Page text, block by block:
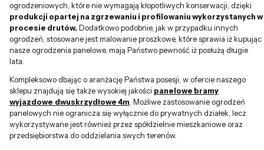
ogrodzeniowych, które nie wymagają kłopotliwych konserwacji, dzięki
produkcji opartej na zgrzewaniu i profilowaniu wykorzystanych w
procesie drutów. Dodatkowo podobnie, jak w przypadku innych
ogrodzeń, stosowane jest malowanie proszkowe, które sprawia iż kupując
nasze ogrodzenia panelowe, mają Państwo pewność iż posłużą długie
lata.
Kompleksowo dbając o aranżację Państwa posesji, w ofercie naszego
sklepu znajdują się także wysokiej jakości panelowe bramy
wyjazdowe dwuskrzydłowe 4m. Możliwe zastosowanie ogrodzeń
panelowych nie ogranicza się wyłącznie do prywatnych działek, lecz
wykorzystywane jest również przez spółdzielnie mieszkaniowe oraz
przedsiębiorstwa do oddzielania swych terenów.